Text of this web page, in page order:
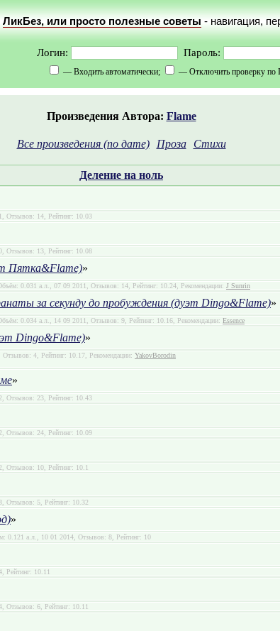
ЛикБез, или просто полезные советы - навигация,
Логин: Пароль:
— Входить автоматически; — Отключить проверку по
Произведения Автора: Flame
Все произведения (по дате) Проза Стихи
Деление на ноль
Отзывов: 14, Рейтинг: 10.03
Отзывов: 13, Рейтинг: 10.08
Пятка&Flame)»
0.031 а.л., 07 09 2011, Отзывов: 14, Рейтинг: 10.24, Рекомендации: J Sunrin
за секунду до пробуждения (дуэт Dingo&Flame)»
0.034 а.л., 14 09 2011, Отзывов: 9, Рейтинг: 10.16, Рекомендации: Essence
Dingo&Flame)»
4, Рейтинг: 10.17, Рекомендации: YakovBorodin
»
Отзывов: 23, Рейтинг: 10.43
Отзывов: 24, Рейтинг: 10.09
Отзывов: 10, Рейтинг: 10.1
Отзывов: 5, Рейтинг: 10.32
»
0.121 а.л., 10 01 2014, Отзывов: 8, Рейтинг: 10
Рейтинг: 10.11
Отзывов: 6, Рейтинг: 10.11